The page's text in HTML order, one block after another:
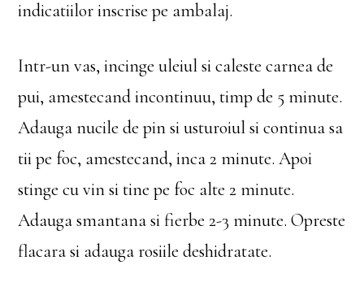
indicatiilor inscrise pe ambalaj.
Intr-un vas, incinge uleiul si caleste carnea de
pui, amestecand incontinuu, timp de 5 minute.
Adauga nucile de pin si usturoiul si continua sa
tii pe foc, amestecand, inca 2 minute. Apoi
stinge cu vin si tine pe foc alte 2 minute.
Adauga smantana si fierbe 2-3 minute. Opreste
flacara si adauga rosiile deshidratate.